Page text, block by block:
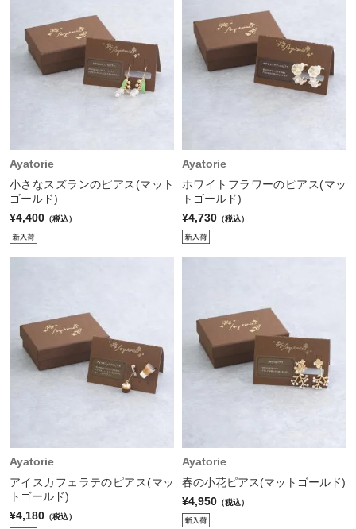
Ayatorie
小さなスズランのピアス(マット
ゴールド)
¥4,400 （税込）
Ayatorie
ホワイトフラワーのピアス(マッ
トゴールド)
¥4,730 （税込）
Ayatorie
アイスカフェラテのピアス(マッ
トゴールド)
¥4,180 （税込）
Ayatorie
春の小花ピアス(マットゴールド)
¥4,950 （税込）